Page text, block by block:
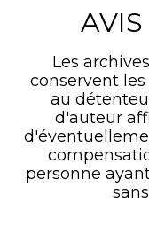
Les
conservent
au
d'auteur
personne